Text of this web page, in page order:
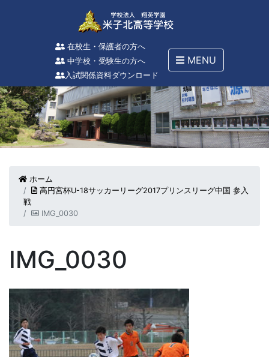
在校生・保護者の方へ
中学校・受験生の方へ
入試関係資料ダウンロード
MENU
ホーム
高円宮杯U-18サッカーリーグ2017プリンスリーグ中国 参入
戦
IMG_0030
IMG_0030